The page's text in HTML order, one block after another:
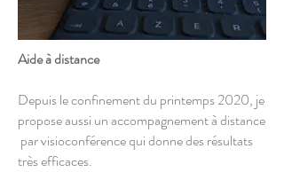
Aide à distance
Depuis le confinement du printemps 2020, je
propose aussi un accompagnement à distance
par visioconférence qui donne des résultats
très efficaces.